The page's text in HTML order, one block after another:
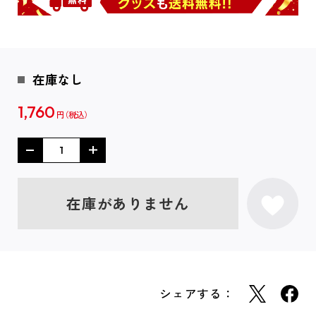
在庫なし
1,760 円
在庫がありません
シェアする：